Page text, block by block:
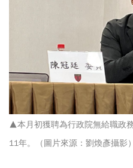
▲本月初獲聘為行政院無給職政
11年。
（圖片來源：劉煥彥攝影）